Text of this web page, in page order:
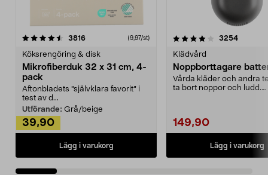
3816recensioner (9,97/st)
Köksrengöring & disk
Mikrofiberduk 32 x 31 cm, 4-
pack
Aftonbladets "självklara favorit” i
test av d...
Utförande: Grå/beige
39,90
Lägg i varukorg
4.0av 5 stjärnor 3254
Klädvård
Noppborttagare
Vårda kläder och andra
ta bort noppor och ludd.
149,90
Lägg i varukorg
4.5av 5 stjärnor